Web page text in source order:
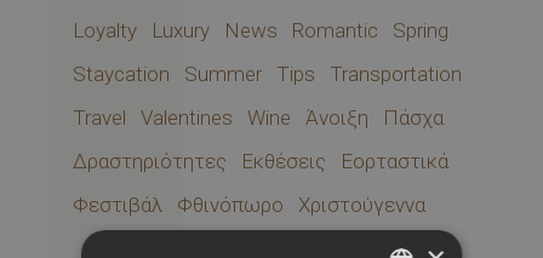
Loyalty
Luxury News Romantic
Spring
Staycation
Summer Tips
Transportation
Travel
Valentines Wine Άνοιξη
Πάσχα
Δραστηριότητες
Εκθέσεις
Εορταστικά
Φεστιβάλ
Φθινόπωρο Χριστούγεννα